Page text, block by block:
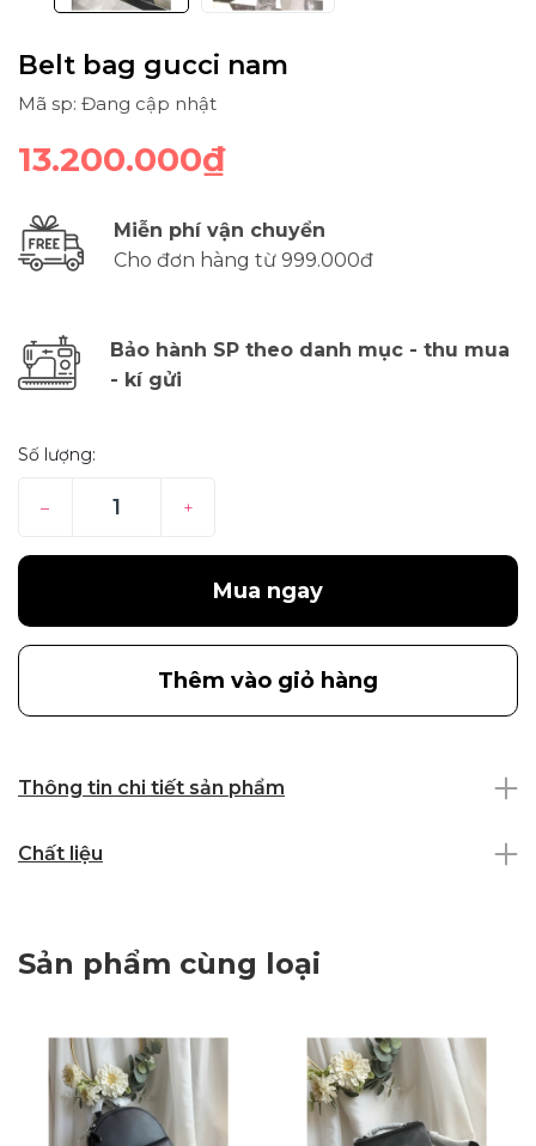
Belt bag gucci nam
Mã sp: Đang cập nhật
13.200.000₫
Miễn phí vận chuyển
Cho đơn hàng từ 999.000đ
Bảo hành SP theo danh mục - thu mua
- kí gửi
Số lượng:
– +
Mua ngay
Thêm vào giỏ hàng
Thông tin chi tiết sản phẩm
Chất liệu
Sản phẩm cùng loại